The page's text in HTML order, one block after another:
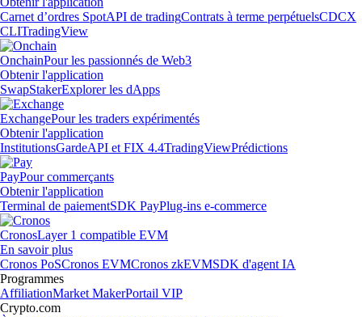
Carnet d’ordres SpotAPI de tradingContrats à terme perpétuelsCDCX
CLITradingView
OnchainPour les passionnés de Web3
Obtenir l'application
SwapStakerExplorer les dApps
ExchangePour les traders expérimentés
Obtenir l'application
InstitutionsGardeAPI et FIX 4.4TradingViewPrédictions
PayPour commerçants
Obtenir l'application
Terminal de paiementSDK PayPlug-ins e-commerce
CronosLayer 1 compatible EVM
En savoir plus
Cronos PoSCronos EVMCronos zkEVMSDK d'agent IA
Programmes
AffiliationMarket MakerPortail VIP
Crypto.com